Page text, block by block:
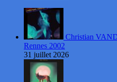
Christian
Rennes 2002
31 juillet 2026